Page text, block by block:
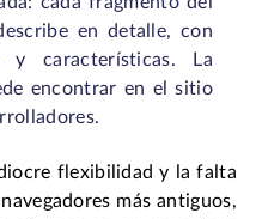
en detalle, con
y características. La
encontrar en el sitio
flexibilidad y la falta
más antiguos,